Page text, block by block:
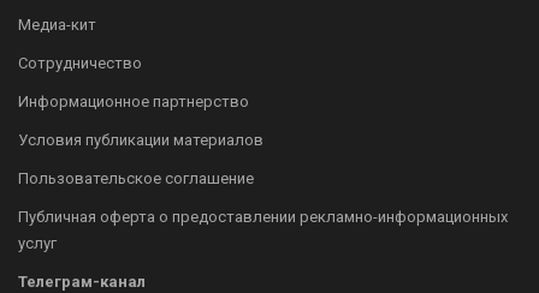
Медиа-кит
Сотрудничество
Информационное партнерство
Условия публикации материалов
Пользовательское соглашение
Публичная оферта о предоставлении рекламно-информационных
услуг
Телеграм-канал